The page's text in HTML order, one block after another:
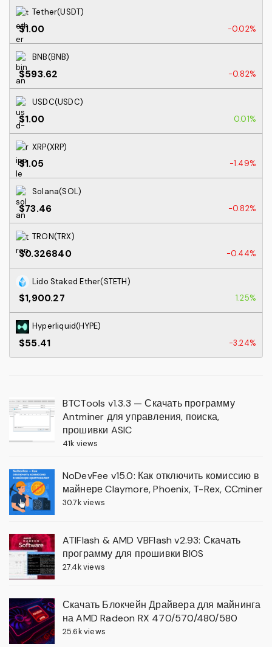
Tether(USDT)
$1.00 -0.02%
BNB(BNB)
$593.62 -0.82%
USDC(USDC)
$1.00 0.01%
XRP(XRP)
$1.05 -1.49%
Solana(SOL)
$73.46 -0.82%
TRON(TRX)
$0.326840 -0.44%
Lido Staked Ether(STETH)
$1,900.27 1.25%
Hyperliquid(HYPE)
$55.41 -3.24%
BTCTools v1.3.3 — Скачать программу
Antminer для управления, поиска,
прошивки ASIC
41k views
NoDevFee v15.0: Как отключить комиссию в
майнере Claymore, Phoenix, T-Rex, CCminer
30.7k views
ATIFlash & AMD VBFlash v2.93: Скачать
программу для прошивки BIOS
27.4k views
Скачать Блокчейн Драйвера для майнинга
на AMD Radeon RX 470/570/480/580
25.6k views